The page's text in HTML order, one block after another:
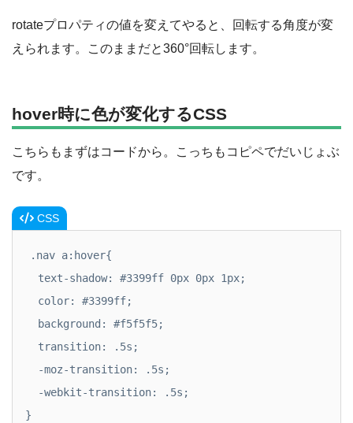
rotateプロパティの値を変えてやると、回転する角度が変
えられます。このままだと360°回転します。
hover時に色が変化するCSS
こちらもまずはコードから。こっちもコピペでだいじょぶ
です。
CSS
.nav a:hover{
}